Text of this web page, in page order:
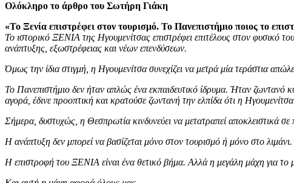
Ολόκληρο το άρθρο του Σωτήρη Γιάκη
«Το Ξενία επιστρέφει στον τουρισμό. Το Πανεπιστήμιο ποιος το
Το ιστορικό ΞΕΝΙΑ της Ηγουμενίτσας επιστρέφει επιτέλους στον φυσικό
ανάπτυξης, εξωστρέφειας και νέων επενδύσεων.
Όμως την ίδια στιγμή, η Ηγουμενίτσα συνεχίζει να μετρά μία τεράστια
Το Πανεπιστήμιο δεν ήταν απλώς ένα εκπαιδευτικό ίδρυμα. Ήταν ζωντανό
αγορά, έδινε προοπτική και κρατούσε ζωντανή την ελπίδα ότι η
Σήμερα, δυστυχώς, η Θεσπρωτία κινδυνεύει να μετατραπεί αποκλειστικά
Η ανάπτυξη δεν μπορεί να βασίζεται μόνο στον τουρισμό ή μόνο στο
Η επιστροφή του ΞΕΝΙΑ είναι ένα θετικό βήμα. Αλλά η μεγάλη μάχη για